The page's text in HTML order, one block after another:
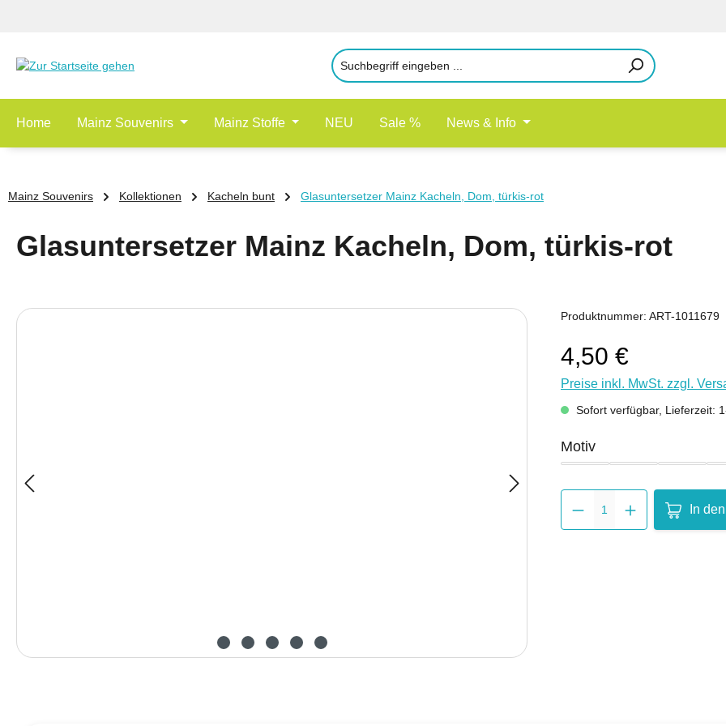
Home Mainz Souvenirs Mainz Stoffe NEU Sale % News & Info
Mainz Souvenirs Kollektionen Kacheln bunt Glasuntersetzer Mainz Kacheln, Dom, türkis-rot
Glasuntersetzer Mainz Kacheln, Dom, türkis-rot
Bildergalerie überspringen Produktnummer: ART-1011679
4,50 €
Preise inkl. MwSt. zzgl.
Sofort verfügbar, Lieferzeit:
Motivauswählen
In